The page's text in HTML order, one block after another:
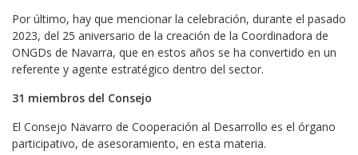
Por último, hay que mencionar la celebración, durante el pasado
2023, del 25 aniversario de la creación de la Coordinadora de
ONGDs de Navarra, que en estos años se ha convertido en un
referente y agente estratégico dentro del sector.
31 miembros del Consejo
El Consejo Navarro de Cooperación al Desarrollo es el órgano
participativo, de asesoramiento, en esta materia.